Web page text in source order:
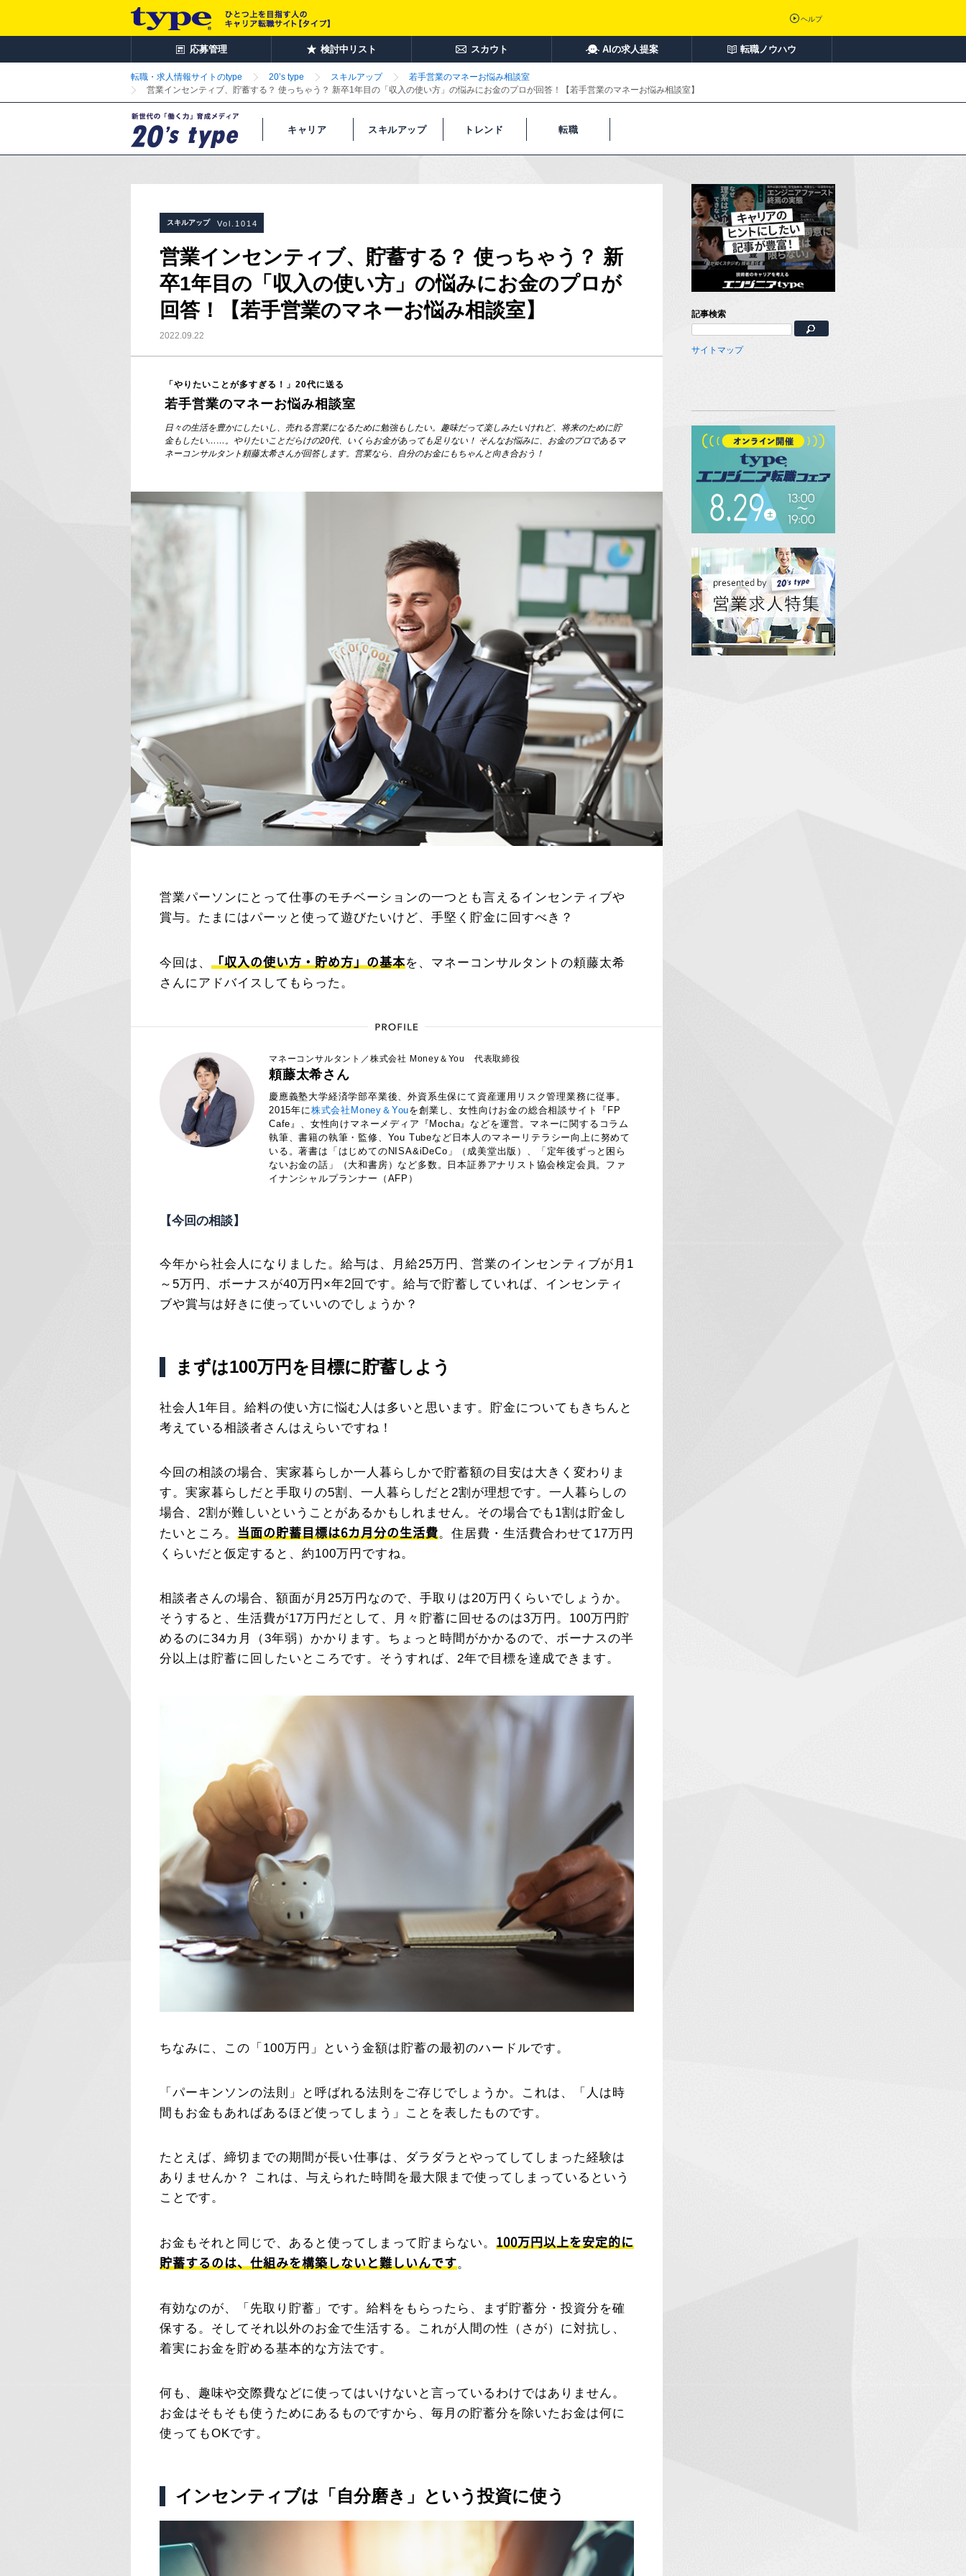
ヘルプ
応募管理 検討中リスト スカウト AIの求人提案 転職ノウハウ
転職・求人情報サイトのtype 20’s type スキルアップ
若手営業のマネーお悩み相談室
営業インセンティブ、貯蓄する？ 使っちゃう？ 新卒1年目の「収入の使い方」の悩みにお金のプロが回答！【若手営業のマネーお悩み相談室】
キャリア スキルアップ トレンド 転職
スキルアップ Vol.1014
営業インセンティブ、貯蓄する？ 使っちゃう？ 新
卒1年目の「収入の使い方」の悩みにお金のプロが
回答！【若手営業のマネーお悩み相談室】
2022.09.22
「やりたいことが多すぎる！」20代に送る
若手営業のマネーお悩み相談室
日々の生活を豊かにしたいし、売れる営業になるために勉強もしたい。趣味だって楽しみたいけれど、将来のために貯
金もしたい……。やりたいことだらけの20代、いくらお金があっても足りない！ そんなお悩みに、お金のプロであるマ
ネーコンサルタント頼藤太希さんが回答します。営業なら、自分のお金にもちゃんと向き合おう！
営業パーソンにとって仕事のモチベーションの一つとも言えるインセンティブや
賞与。たまにはパーッと使って遊びたいけど、手堅く貯金に回すべき？
今回は、 「収入の使い方・貯め方」の基本を、マネーコンサルタントの頼藤太希
さんにアドバイスしてもらった。
マネーコンサルタント／株式会社 Money＆You 代表取締役
頼藤太希さん
慶應義塾大学経済学部卒業後、外資系生保にて資産運用リスク管理業務に従事。
2015年に株式会社Money＆Youを創業し、女性向けお金の総合相談サイト『FP
Cafe』、女性向けマネーメディア『Mocha』などを運営。マネーに関するコラム
執筆、書籍の執筆・監修、You Tubeなど日本人のマネーリテラシー向上に努めて
いる。著書は「はじめてのNISA&iDeCo」（成美堂出版）、「定年後ずっと困ら
ないお金の話」（大和書房）など多数。日本証券アナリスト協会検定会員。ファ
イナンシャルプランナー（AFP）
【今回の相談】
今年から社会人になりました。給与は、月給25万円、営業のインセンティブが月1
～5万円、ボーナスが40万円×年2回です。給与で貯蓄していれば、インセンティ
ブや賞与は好きに使っていいのでしょうか？
まずは100万円を目標に貯蓄しよう
社会人1年目。給料の使い方に悩む人は多いと思います。貯金についてもきちんと
考えている相談者さんはえらいですね！
今回の相談の場合、実家暮らしか一人暮らしかで貯蓄額の目安は大きく変わりま
す。実家暮らしだと手取りの5割、一人暮らしだと2割が理想です。一人暮らしの
場合、2割が難しいということがあるかもしれません。その場合でも1割は貯金し
たいところ。 当面の貯蓄目標は6カ月分の生活費。住居費・生活費合わせて17万円
くらいだと仮定すると、約100万円ですね。
相談者さんの場合、額面が月25万円なので、手取りは20万円くらいでしょうか。
そうすると、生活費が17万円だとして、月々貯蓄に回せるのは3万円。100万円貯
めるのに34カ月（3年弱）かかります。ちょっと時間がかかるので、ボーナスの半
分以上は貯蓄に回したいところです。そうすれば、2年で目標を達成できます。
ちなみに、この「100万円」という金額は貯蓄の最初のハードルです。
「パーキンソンの法則」と呼ばれる法則をご存じでしょうか。これは、「人は時
間もお金もあればあるほど使ってしまう」ことを表したものです。
たとえば、締切までの期間が長い仕事は、ダラダラとやってしてしまった経験は
ありませんか？ これは、与えられた時間を最大限まで使ってしまっているという
ことです。
お金もそれと同じで、あると使ってしまって貯まらない。 100万円以上を安定的に
貯蓄するのは、仕組みを構築しないと難しいんです。
有効なのが、「先取り貯蓄」です。給料をもらったら、まず貯蓄分・投資分を確
保する。そしてそれ以外のお金で生活する。これが人間の性（さが）に対抗し、
着実にお金を貯める基本的な方法です。
何も、趣味や交際費などに使ってはいけないと言っているわけではありません。
お金はそもそも使うためにあるものですから、毎月の貯蓄分を除いたお金は何に
使ってもOKです。
インセンティブは「自分磨き」という投資に使う
記事検索
サイトマップ